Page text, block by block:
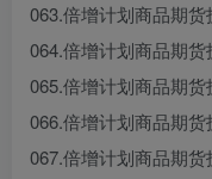
063.倍增计划商品期
064.倍增计划商品期
065.倍增计划商品期
066.倍增计划商品期
067.倍增计划商品期